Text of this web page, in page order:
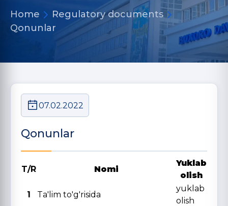
Home
Regulatory documents
Qonunlar
07.02.2022
Qonunlar
T/R Nomi
Yuklab
olish
1
Ta'lim to'g'risida
yuklab
olish